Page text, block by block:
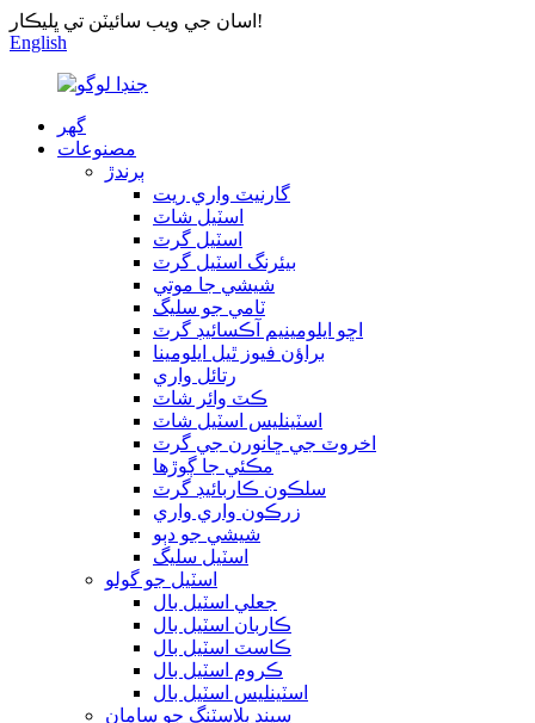
اسان جي ويب سائيٽن تي ڀليڪار!
English
گھر
مصنوعات
ٻرندڙ
گارنيٽ واري ريت
اسٽيل شاٽ
اسٽيل گرٽ
بيئرنگ اسٽيل گرٽ
شيشي جا موتي
ٽامي جو سليگ
اڇو ايلومينيم آڪسائيڊ گرٽ
براؤن فيوز ٿيل ايلومينا
رتائل واري
ڪٽ وائر شاٽ
اسٽينلیس اسٽيل شاٽ
اخروٽ جي ڇانورن جي گرٽ
مڪئي جا ڳوڙها
سلڪون ڪاربائيڊ گرٽ
زرڪون واري واري
شيشي جو دٻو
اسٽيل سليگ
اسٽيل جو گولو
جعلي اسٽيل بال
ڪاربان اسٽيل بال
ڪاسٽ اسٽيل بال
ڪروم اسٽيل بال
اسٽينلیس اسٽيل بال
سينڊ بلاسٽنگ جو سامان